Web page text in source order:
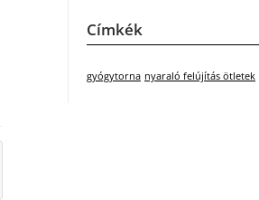
Címkék
gyógytorna nyaraló felújítás ötletek